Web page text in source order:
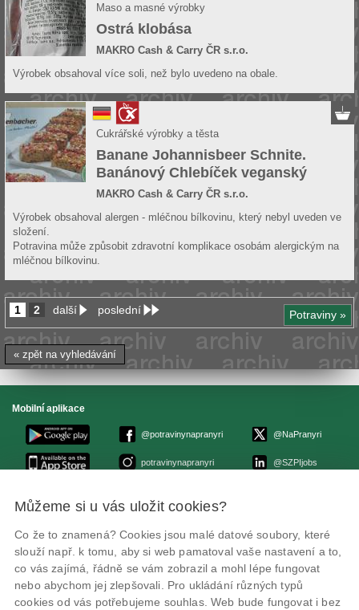
Maso a masné výrobky
Ostrá klobása
MAKRO Cash & Carry ČR s.r.o.
Výrobek obsahoval více soli, než bylo uvedeno na obale.
Cukrářské výrobky a těsta
Banane Johannisbeer Schnite.
Banánový Chlebíček veganský
MAKRO Cash & Carry ČR s.r.o.
Výrobek obsahoval alergen - mléčnou bílkovinu, který nebyl uveden ve
složení.
Potravina může způsobit zdravotní komplikace osobám alergickým na
mléčnou bílkovinu.
1 2 další poslední Potraviny »
« zpět na vyhledávání
Mobilní aplikace
@potravinynapranyri
potravinynapranyri
@NaPranyri
@SZPIjobs
© Státní zemědělská a potravinářská inspekce 2026
ID datové schránky: avraiqg
IČO: 75014149, DIČ: CZ75014149
Zásady ochrany soukromí
Nastavení cookies
Můžeme si u vás uložit cookies?
Co že to znamená? Cookies jsou malé datové soubory, které
slouží např. k tomu, aby si web pamatoval vaše nastavení a to,
co vás zajímá, řádně se vám zobrazil a mohl lépe fungovat
nebo abychom jej zlepšovali. Pro ukládání různých typů
cookies od vás potřebujeme souhlas. Web bude fungovat i bez